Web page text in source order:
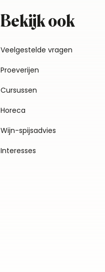
Bekijk ook
Veelgestelde vragen
Proeverijen
Cursussen
Horeca
Wijn-spijsadvies
Interesses